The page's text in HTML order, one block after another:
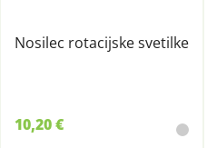
Nosilec rotacijske svetilke
10,20 €